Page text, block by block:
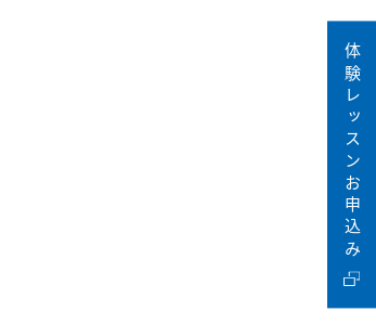
体験レッスンお申込み